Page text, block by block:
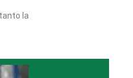
la